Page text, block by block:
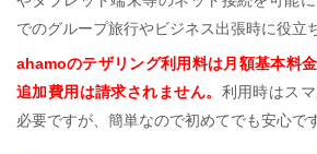
でのグループ旅行やビジネス出張時に役立
ahamoのテザリング利用料は月額基本料金
追加費用は請求されません。 利用時はス
必要ですが、簡単なので初めてでも安心です